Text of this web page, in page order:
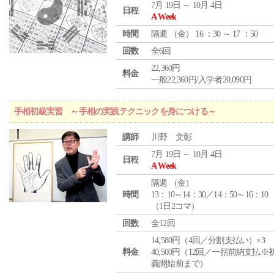
日程
7月 19日 ～ 10月 4日
A Week
時間
隔週 （金） 16 ：30 ～ 17 ：50
回数
全6回
料金
22,360円
一般22,360円/入学者20,090円
手相初級実習 ～手相の実践テクニックを身につける～
講師 川野 文彰
日程
7月 19日 ～ 10月 4日
A Week
時間
隔週 （金）
13：10～14：30／14：50～16：10
（1日2コマ）
回数
全12回
料金
14,580円（4回／分割支払い）×3
40,500円（12回／一括前納支払※
義開始前まで）